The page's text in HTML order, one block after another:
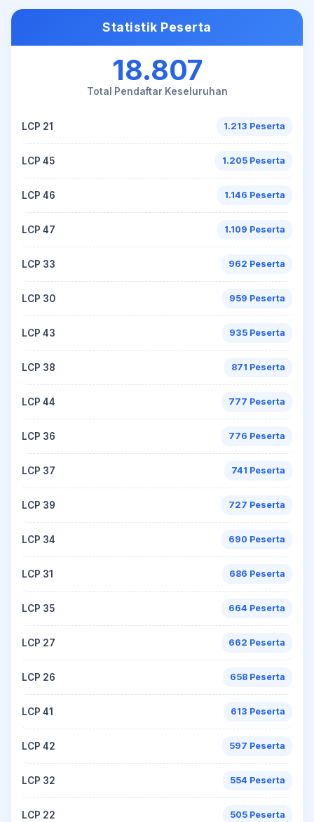
Statistik Peserta
18.807
Total Pendaftar Keseluruhan
LCP 21 1.213 Peserta
LCP 45 1.205 Peserta
LCP 46 1.146 Peserta
LCP 47 1.109 Peserta
LCP 33 962 Peserta
LCP 30 959 Peserta
LCP 43 935 Peserta
LCP 38 871 Peserta
LCP 44 777 Peserta
LCP 36 776 Peserta
LCP 37 741 Peserta
LCP 39 727 Peserta
LCP 34 690 Peserta
LCP 31 686 Peserta
LCP 35 664 Peserta
LCP 27 662 Peserta
LCP 26 658 Peserta
LCP 41 613 Peserta
LCP 42 597 Peserta
LCP 32 554 Peserta
LCP 22 505 Peserta